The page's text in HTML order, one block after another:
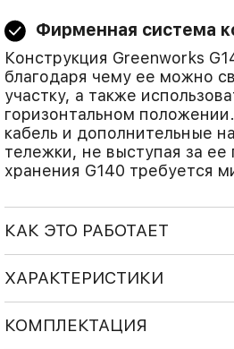
Фирменная система
Конструкция Greenworks
благодаря чему ее можно
участку, а также
горизонтальном
кабель и дополнительные
тележки, не выступая за
хранения G140 требуется
КАК ЭТО РАБОТАЕТ
ХАРАКТЕРИСТИКИ
КОМПЛЕКТАЦИЯ